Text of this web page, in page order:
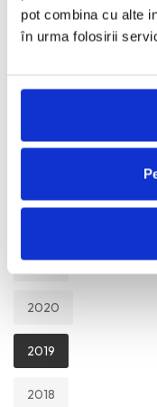
pot combina cu alte
în urma folosirii
2026
2025
2021
2020
2019
2018